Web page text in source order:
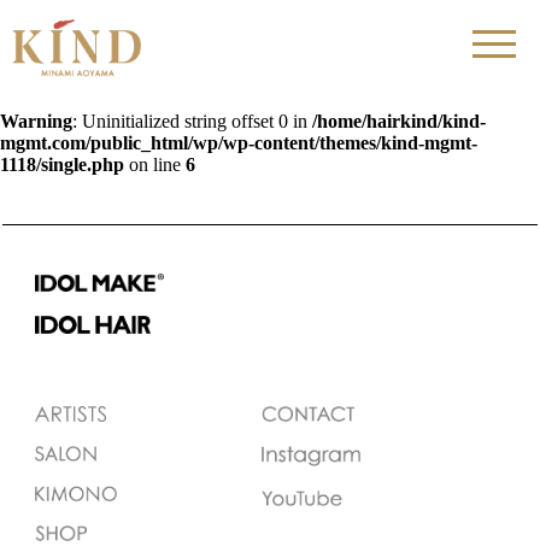
Warning: Uninitialized string offset 0 in /home/hairkind/kind-
mgmt.com/public_html/wp/wp-content/themes/kind-mgmt-
1118/single.php on line 6